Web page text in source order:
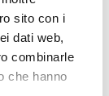
sito con i
dati web,
combinarle
che hanno
sono
sono
Durante